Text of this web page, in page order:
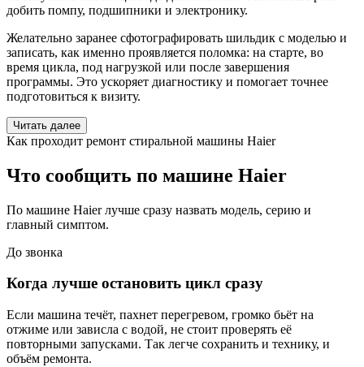
добить помпу, подшипники и электронику.
Желательно заранее сфотографировать шильдик с моделью и
записать, как именно проявляется поломка: на старте, во
время цикла, под нагрузкой или после завершения
программы. Это ускоряет диагностику и помогает точнее
подготовиться к визиту.
Читать далее
Как проходит ремонт стиральной машины Haier
Что сообщить по машине Haier
По машине Haier лучше сразу назвать модель, серию и
главный симптом.
До звонка
Когда лучше остановить цикл сразу
Если машина течёт, пахнет перегревом, громко бьёт на
отжиме или зависла с водой, не стоит проверять её
повторными запусками. Так легче сохранить и технику, и
объём ремонта.